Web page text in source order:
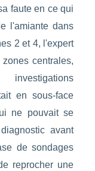
faute en ce qui
l'amiante dans
2 et 4, l'expert
centrales,
en sous-face
ne pouvait se
avant
de sondages
reprocher une